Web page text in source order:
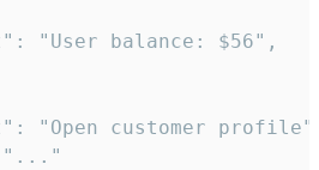
"User balance: $56",
"Open customer